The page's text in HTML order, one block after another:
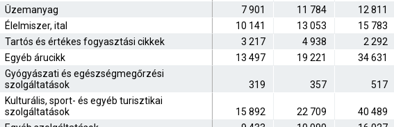
Üzemanyag
7 901 11 784 12 811
Élelmiszer, ital
10 141 13 053 15 783
Tartós és értékes fogyasztási cikkek
3 217 4 938 2 292
Egyéb árucikk
13 497 19 221 34 631
Gyógyászati és egészségmegőrzési
szolgáltatások
319 357 517
Kulturális, sport- és egyéb turisztikai
szolgáltatások
15 892 22 709 40 489